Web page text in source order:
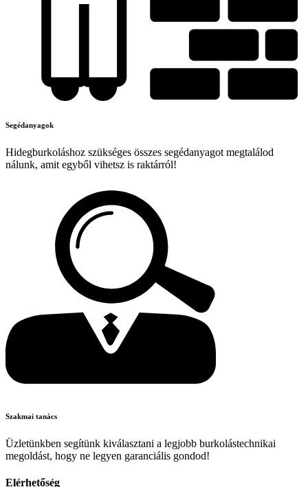
Segédanyagok
Hidegburkoláshoz szükséges összes segédanyagot megtalálod
nálunk, amit egyből vihetsz is raktárról!
Szakmai tanács
Üzletünkben segítünk kiválasztani a legjobb burkolástechnikai
megoldást, hogy ne legyen garanciális gondod!
Elérhetőség